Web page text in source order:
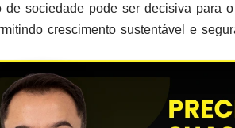
de sociedade pode ser decisiva para
crescimento sustentável e